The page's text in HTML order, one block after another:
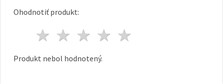
Ohodnotiť produkt:
4 hviezdy
3 hviezdy
2 hviezdy
1 hviezda
Produkt nebol hodnotený.